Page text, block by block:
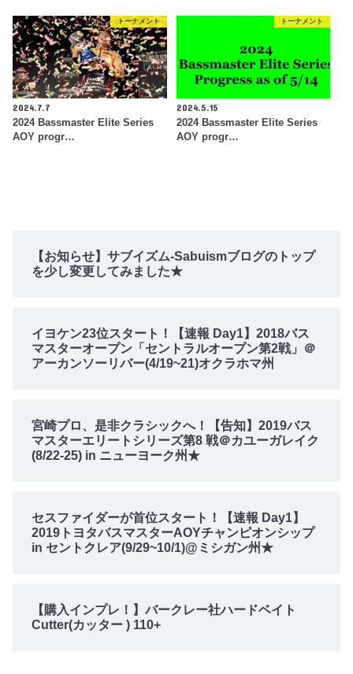
トーナメント
2024.7.7
2024 Bassmaster Elite Series
AOY progr…
トーナメント
2024.5.15
2024 Bassmaster Elite Series
AOY progr…
【お知らせ】サブイズム-Sabuismブログのトップ
を少し変更してみました★
イヨケン23位スタート！【速報 Day1】2018バス
マスターオープン「セントラルオープン第2戦」＠
アーカンソーリバー(4/19~21)オクラホマ州
宮崎プロ、是非クラシックへ！【告知】2019バス
マスターエリートシリーズ第8 戦＠カユーガレイク
(8/22-25) in ニューヨーク州★
セスファイダーが首位スタート！【速報 Day1】
2019トヨタバスマスターAOYチャンピオンシップ
in セントクレア(9/29~10/1)@ミシガン州★
【購入インプレ！】バークレー社ハードベイト
Cutter(カッター ) 110+